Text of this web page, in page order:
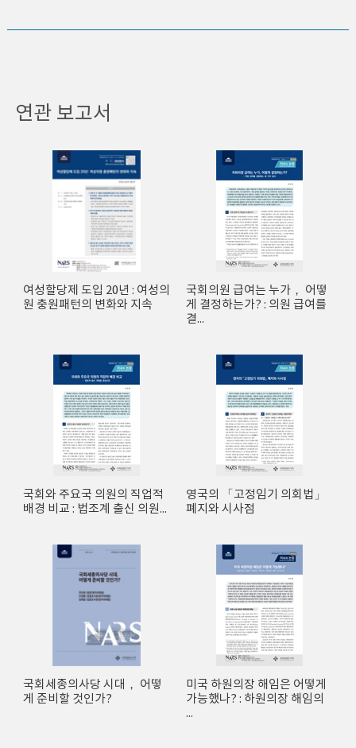
연관 보고서
여성할당제 도입 20년 : 여성의
원 충원패턴의 변화와 지속
국회의원 급여는 누가， 어떻
게 결정하는가? : 의원 급여를
결...
국회와 주요국 의원의 직업적
배경 비교 : 법조계 출신 의원...
영국의 「고정임기 의회법」
폐지와 시사점
국회세종의사당 시대， 어떻
게 준비할 것인가?
미국 하원의장 해임은 어떻게
가능했나? : 하원의장 해임의
...